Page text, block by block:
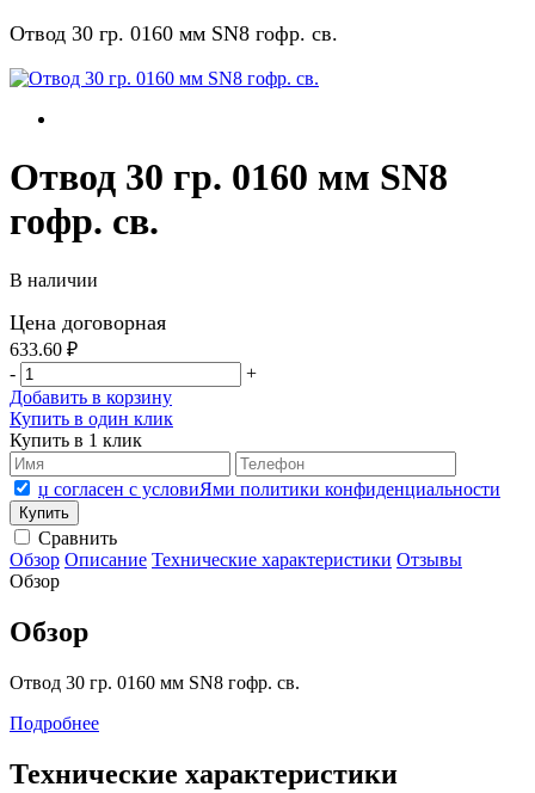
Отвод 30 гр. 0160 мм SN8 гофр. св.
Отвод 30 гр. 0160 мм SN8
гофр. св.
В наличии
Цена договорная
633.60 ₽
-
+
Добавить в корзину
Купить в один клик
Купить в 1 клик
џ согласен с условиЯми политики конфиденциальности
Сравнить
Обзор Описание Технические характеристики Отзывы
Обзор
Обзор
Отвод 30 гр. 0160 мм SN8 гофр. св.
Подробнее
Технические характеристики